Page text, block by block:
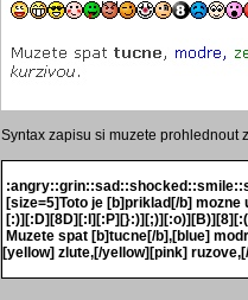
Syntax zapisu si muzete prohlednout
[size=5]Toto je [b]priklad[/b]
Muzete spat [b]tucne[/b],[blue]
[yellow] zlute,[/yellow][pink]